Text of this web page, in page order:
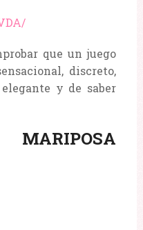
que un juego
discreto,
y de saber